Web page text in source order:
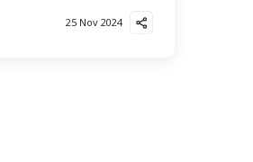
25 Nov 2024